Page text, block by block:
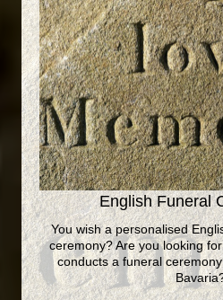
English Funeral
You wish a personalised
ceremony? Are you looking
conducts a funeral